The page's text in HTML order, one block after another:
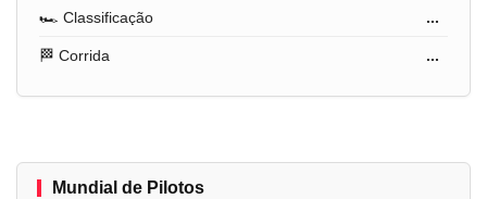
🏎️ Classificação ...
🏁 Corrida ...
Mundial de Pilotos